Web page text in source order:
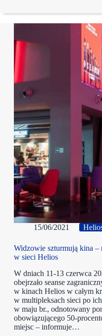
15/06/2021
Widzowie szturmują kina –
w sieci Helios
W dniach 11-13 czerwca
obejrzało seanse
w kinach Helios w całym
w multipleksach sieci po
w maju br., odnotowany
obowiązującego 50-
miejsc – informuje…